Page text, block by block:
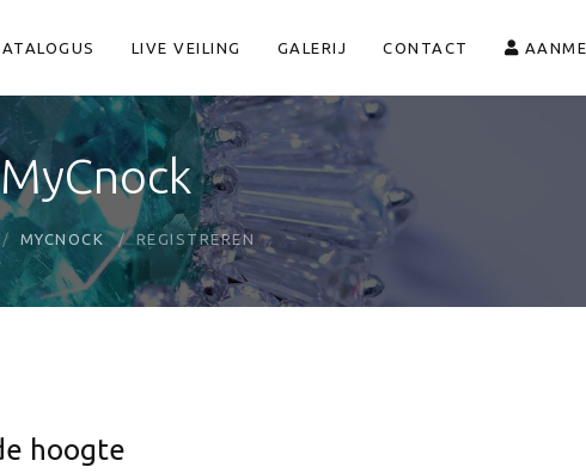
LIVE VEILING GALERIJ CONTACT
MyCnock
MYCNOCK REGISTREREN
hoogte